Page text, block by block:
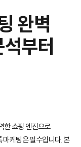
완벽
부터
한 쇼핑 엔진으로
마케팅은 필수입니다. 본